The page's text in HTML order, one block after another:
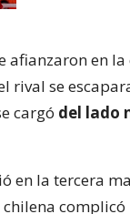
afianzaron en
rival se
cargó del lado
en la tercera
complicó